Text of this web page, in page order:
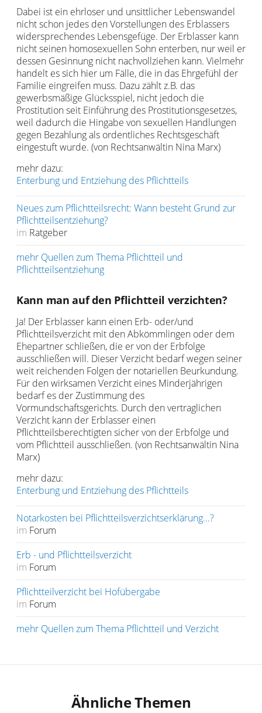
Dabei ist ein ehrloser und unsittlicher Lebenswandel
nicht schon jedes den Vorstellungen des Erblassers
widersprechendes Lebensgefüge. Der Erblasser kann
nicht seinen homosexuellen Sohn enterben, nur weil er
dessen Gesinnung nicht nachvollziehen kann. Vielmehr
handelt es sich hier um Fälle, die in das Ehrgefühl der
Familie eingreifen muss. Dazu zählt z.B. das
gewerbsmäßige Glücksspiel, nicht jedoch die
Prostitution seit Einführung des Prostitutionsgesetzes,
weil dadurch die Hingabe von sexuellen Handlungen
gegen Bezahlung als ordentliches Rechtsgeschäft
eingestuft wurde. (von Rechtsanwältin Nina Marx)
mehr dazu:
Enterbung und Entziehung des Pflichtteils
Neues zum Pflichtteilsrecht: Wann besteht Grund zur
Pflichtteilsentziehung?
im Ratgeber
mehr Quellen zum Thema Pflichtteil und
Pflichtteilsentziehung
Kann man auf den Pflichtteil verzichten?
Ja! Der Erblasser kann einen Erb- oder/und
Pflichtteilsverzicht mit den Abkömmlingen oder dem
Ehepartner schließen, die er von der Erbfolge
ausschließen will. Dieser Verzicht bedarf wegen seiner
weit reichenden Folgen der notariellen Beurkundung.
Für den wirksamen Verzicht eines Minderjährigen
bedarf es der Zustimmung des
Vormundschaftsgerichts. Durch den vertraglichen
Verzicht kann der Erblasser einen
Pflichtteilsberechtigten sicher von der Erbfolge und
vom Pflichtteil ausschließen. (von Rechtsanwältin Nina
Marx)
mehr dazu:
Enterbung und Entziehung des Pflichtteils
Notarkosten bei Pflichtteilsverzichtserklärung...?
im Forum
Erb - und Pflichtteilsverzicht
im Forum
Pflichtteilverzicht bei Hofübergabe
im Forum
mehr Quellen zum Thema Pflichtteil und Verzicht
Ähnliche Themen